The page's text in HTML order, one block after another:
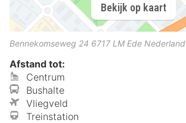
Bekijk op kaart
Bennekomseweg 24 6717 LM Ede Nederland
Afstand tot:
Centrum
Bushalte
Vliegveld
Treinstation